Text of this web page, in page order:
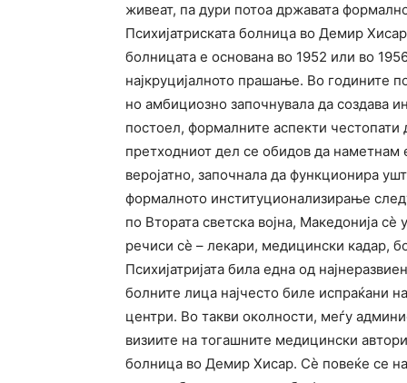
живеат, па дури потоа државата
Психијатриската болница во Демир
болницата е основана во 1952 или во
најкруцијалното прашање. Во годините
но амбициозно започнувала да создава
постоел, формалните аспекти
претходниот дел се обидов да наметнам
веројатно, започнала да функционира
формалното институционализирање
по Втората светска војна, Македонија
речиси сè – лекари, медицински кадар,
Психијатријата била една од
болните лица најчесто биле испраќани
центри. Во такви околности, меѓу
визиите на тогашните медицински
болница во Демир Хисар. Сè повеќе се